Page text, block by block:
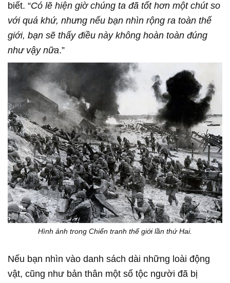
biết. “Có lẽ hiện giờ chúng ta đã tốt hơn một chút so
với quá khứ, nhưng nếu bạn nhìn rộng ra toàn thế
giới, bạn sẽ thấy điều này không hoàn toàn đúng
như vậy nữa.”
Hình ảnh trong Chiến tranh thế giới lần thứ Hai.
Nếu bạn nhìn vào danh sách dài những loài động
vật, cũng như bản thân một số tộc người đã bị